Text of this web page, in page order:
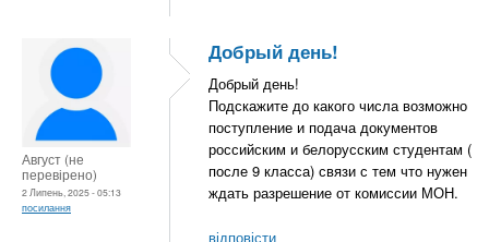
Август (не
перевірено)
2 Липень, 2025 - 05:13
посилання
Добрый день!
Добрый день!
Подскажите до какого числа возможно
поступление и подача документов
российским и белорусским студентам (
после 9 класса) связи с тем что нужен
ждать разрешение от комиссии МОН.
відповісти